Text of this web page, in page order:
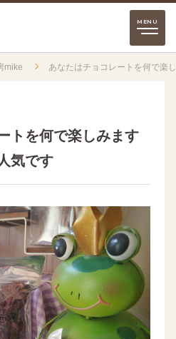
mike あなたはチョコレートを何で楽
トを何で楽しみます
気です